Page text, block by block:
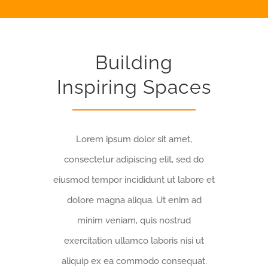
Building
Inspiring Spaces
Lorem ipsum dolor sit amet,
consectetur adipiscing elit, sed do
eiusmod tempor incididunt ut labore et
dolore magna aliqua. Ut enim ad
minim veniam, quis nostrud
exercitation ullamco laboris nisi ut
aliquip ex ea commodo consequat.